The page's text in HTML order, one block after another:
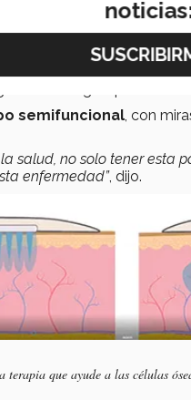
, esto está fundamentado
poco de vibraciones
que se
de sangre que reciben
semifuncional , con
salud, no solo tener esta
enfermedad”, dijo.
que ayude a las células